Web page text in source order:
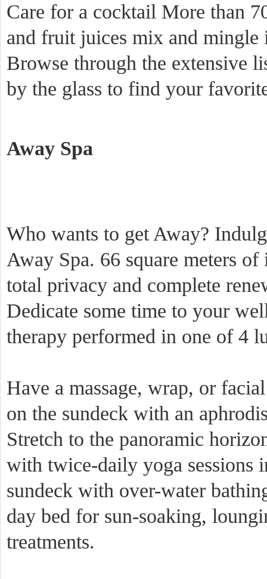
Care for a cocktail More than
and fruit juices mix and mingle
Browse through the extensive
by the glass to find your
Away Spa
Who wants to get Away?
Away Spa. 66 square meters
total privacy and complete
Dedicate some time to your
therapy performed in one of 4
Have a massage, wrap, or
on the sundeck with an
Stretch to the panoramic
with twice-daily yoga sessions
sundeck with over-water
day bed for sun-soaking,
treatments.